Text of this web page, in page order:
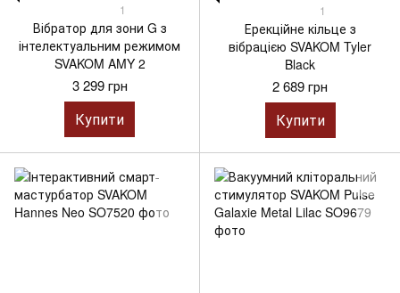
1
Вібратор для зони G з
інтелектуальним режимом
SVAKOM AMY 2
3 299 грн
Купити
1
Ерекційне кільце з
вібрацією SVAKOM Tyler
Black
2 689 грн
Купити